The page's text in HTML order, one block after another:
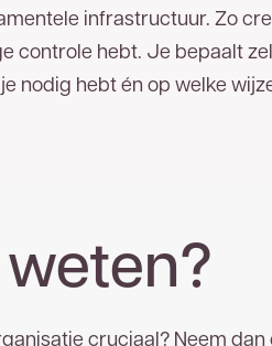
infrastructuur. Zo
controle hebt. Je bepaalt
nodig hebt én op welke
cruciaal? Neem